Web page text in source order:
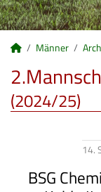
Männer
(2024/25)
14.
BSG